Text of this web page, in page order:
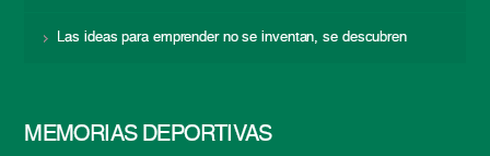
Las ideas para emprender no se inventan, se descubren
MEMORIAS DEPORTIVAS